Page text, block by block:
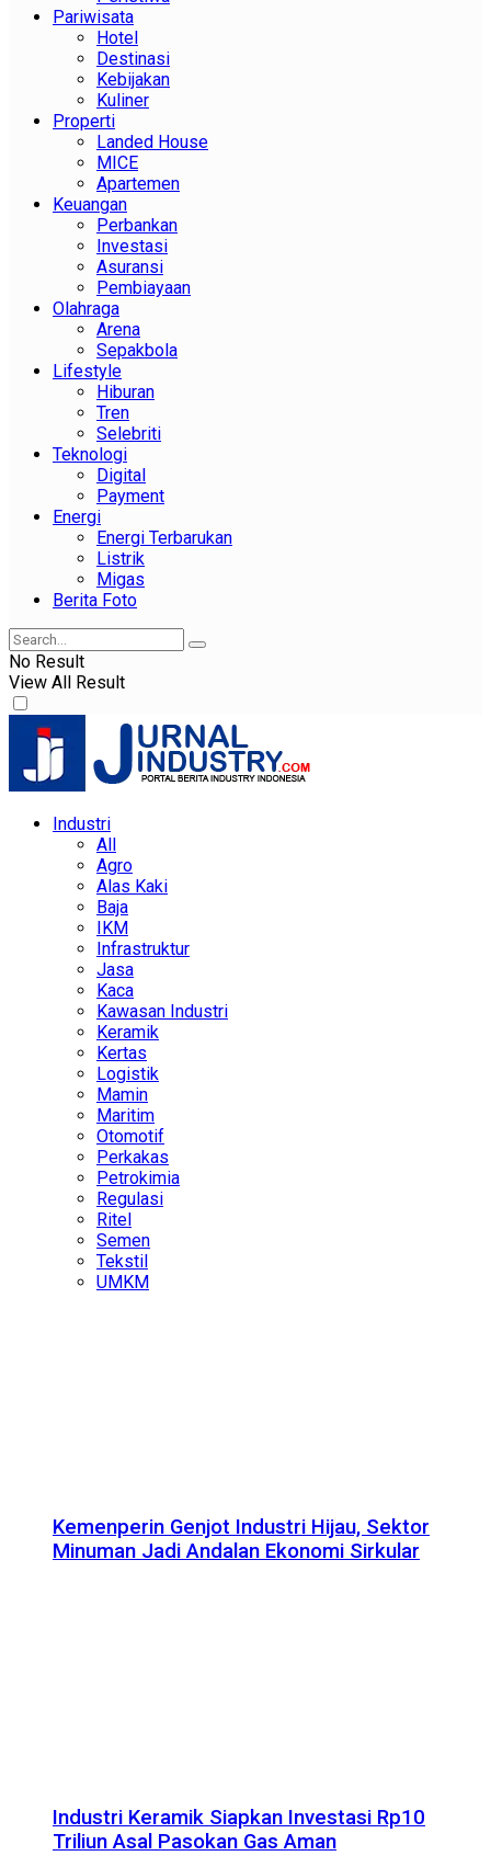
Pariwisata
Hotel
Destinasi
Kebijakan
Kuliner
Properti
Landed House
MICE
Apartemen
Keuangan
Perbankan
Investasi
Asuransi
Pembiayaan
Olahraga
Arena
Sepakbola
Lifestyle
Hiburan
Tren
Selebriti
Teknologi
Digital
Payment
Energi
Energi Terbarukan
Listrik
Migas
Berita Foto
No Result
View All Result
Industri
All
Agro
Alas Kaki
Baja
IKM
Infrastruktur
Jasa
Kaca
Kawasan Industri
Keramik
Kertas
Logistik
Mamin
Maritim
Otomotif
Perkakas
Petrokimia
Regulasi
Ritel
Semen
Tekstil
UMKM
Kemenperin Genjot Industri Hijau, Sektor
Minuman Jadi Andalan Ekonomi Sirkular
Industri Keramik Siapkan Investasi Rp10
Triliun Asal Pasokan Gas Aman